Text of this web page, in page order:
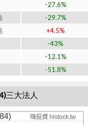
-27.6%
-29.7%
+4.5%
-43%
-12.1%
-51.8%
三大法人
嗨投資 histock.tw